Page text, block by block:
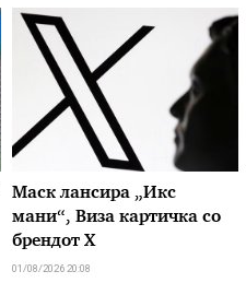
Маск лансира „Икс
мани“, Виза картичка со
брендот X
01/08/2026 20:08